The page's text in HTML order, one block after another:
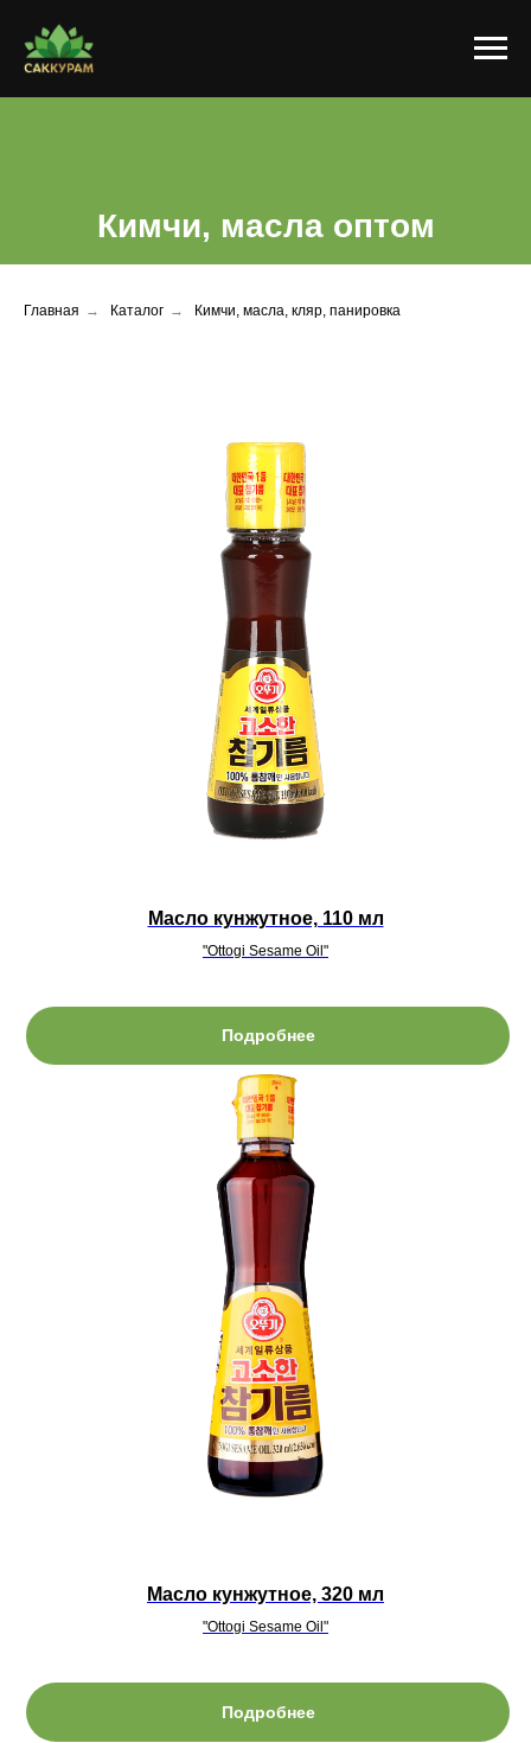
Кимчи, масла оптом
Главная → Каталог → Кимчи, масла, кляр, панировка
Масло кунжутное, 110 мл
"Ottogi Sesame Oil"
Подробнее
Масло кунжутное, 320 мл
"Ottogi Sesame Oil"
Подробнее